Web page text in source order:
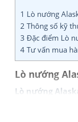
1 Lò nướng
2 Thông số kỹ
3 Đặc điểm Lò
4 Tư vấn mua
Lò nướng
Lò nướng
tinh dày trong
phẩm bên